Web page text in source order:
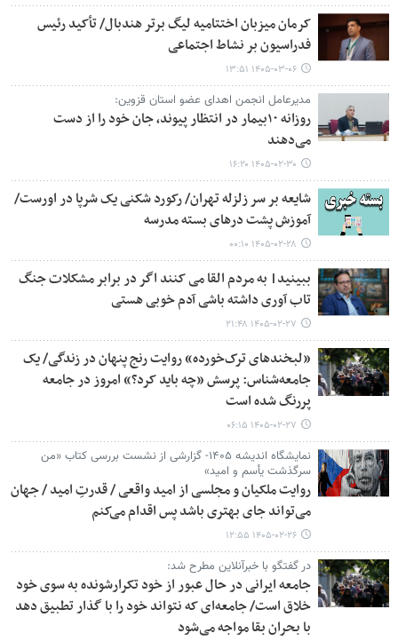
کرمان میزبان اختتامیه لیگ برتر هندبال/ تأکید رئیس
فدراسیون بر نشاط اجتماعی
۱۴۰۵-۰۳-۰۶ ۱۳:۵۱
مدیرعامل انجمن اهدای عضو استان قزوین:
روزانه ۱۰بیمار در انتظار پیوند، جان خود را از دست
می‌دهند
۱۴۰۵-۰۲-۳۰ ۱۶:۲۰
شایعه بر سر زلزله تهران/ رکورد شکنی یک شرپا در اورست/
آموزش پشت درهای بسته مدرسه
۱۴۰۵-۰۲-۲۸ ۰۰:۱۰
ببینید| به مردم القا می کنند اگر در برابر مشکلات جنگ
تاب آوری داشته باشی آدم خوبی هستی
۱۴۰۵-۰۲-۲۷ ۲۱:۴۸
«لبخندهای ترک‌خورده» روایت رنج پنهان در زندگی/ یک
جامعه‌شناس: پرسش «چه باید کرد؟» امروز در جامعه
پررنگ شده است
۱۴۰۵-۰۲-۲۷ ۰۶:۱۵
نمایشگاه اندیشه ۱۴۰۵- گزارشی از نشست بررسی کتاب «من
سرگذشت یأسم و امید»
روایت ملکیان و مجلسی از امید واقعی / قدرتِ امید / جهان
می‌تواند جای بهتری باشد پس اقدام می‌کنم
۱۴۰۵-۰۲-۲۶ ۱۲:۵۵
در گفتگو با خبرآنلاین مطرح شد:
جامعه ایرانی در حال عبور از خود تکرارشونده به سوی خود
خلاق است/ جامعه‌ای که نتواند خود را با گذار تطبیق دهد
با بحران بقا مواجه می‌شود